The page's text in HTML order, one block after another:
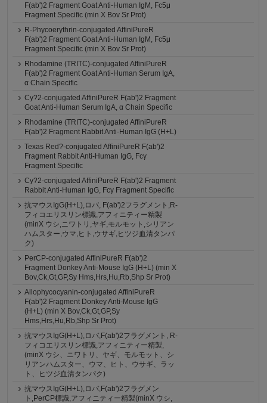
F(ab')2 Fragment Goat Anti-Human IgM, Fc5μ
Fragment Specific (min X Bov Sr Prot)
R-Phycoerythrin-conjugated AffiniPureR
F(ab')2 Fragment Goat Anti-Human IgM, Fc5μ
Fragment Specific (min X Bov Sr Prot)
Rhodamine (TRITC)-conjugated AffiniPureR
F(ab')2 Fragment Goat Anti-Human Serum IgA,
α Chain Specific
Cy?2-conjugated AffiniPureR F(ab')2 Fragment
Goat Anti-Human Serum IgA, α Chain Specific
Rhodamine (TRITC)-conjugated AffiniPureR
F(ab')2 Fragment Rabbit Anti-Human IgG (H+L)
Texas Red?-conjugated AffiniPureR F(ab')2
Fragment Rabbit Anti-Human IgG, Fcγ
Fragment Specific
Cy?2-conjugated AffiniPureR F(ab')2 Fragment
Rabbit Anti-Human IgG, Fcγ Fragment Specific
抗マウスIgG(H+L),ロバ, F(ab')2フラグメント,R-
フィコエリスリン標識,アフィニティー精製
(minX ウシ,ニワトリ,ヤギ,モルモット,シリアン
ハムスター,ウマ,ヒト,ウサギ,ヒツジ血清タンパ
ク)
PerCP-conjugated AffiniPureR F(ab')2
Fragment Donkey Anti-Mouse IgG (H+L) (min X
Bov,Ck,Gt,GP,Sy Hms,Hrs,Hu,Rb,Shp Sr Prot)
Allophycocyanin-conjugated AffiniPureR
F(ab')2 Fragment Donkey Anti-Mouse IgG
(H+L) (min X Bov,Ck,Gt,GP,Sy
Hms,Hrs,Hu,Rb,Shp Sr Prot)
抗マウスIgG(H+L),ロバ,F(ab')2フラグメント, R-
フィコエリスリン標識,アフィニティー精製,
(minX ウシ、ニワトリ、ヤギ、モルモット、シ
リアンハムスター、ウマ、ヒト、ウサギ、ラッ
ト、ヒツジ血清タンパク)
抗マウスIgG(H+L),ロバ,F(ab')2フラグメン
ト,PerCP標識,アフィニティー精製(minX ウシ,